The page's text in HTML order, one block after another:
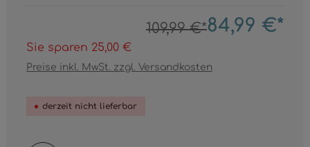
109,99 €*84,99 €*
Sie sparen 25,00 €
Preise inkl. MwSt. zzgl. Versandkosten
derzeit nicht lieferbar